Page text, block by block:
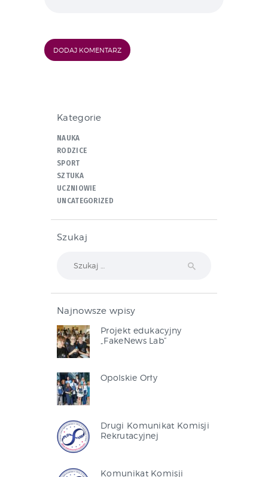
Kategorie
NAUKA
RODZICE
SPORT
SZTUKA
UCZNIOWIE
UNCATEGORIZED
Szukaj
Najnowsze wpisy
Projekt edukacyjny
„FakeNews Lab”
Opolskie Orły
Drugi Komunikat Komisji
Rekrutacyjnej
Komunikat Komisji